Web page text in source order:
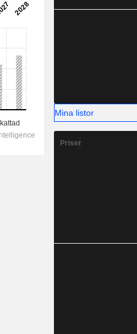
Mina listor
Priser